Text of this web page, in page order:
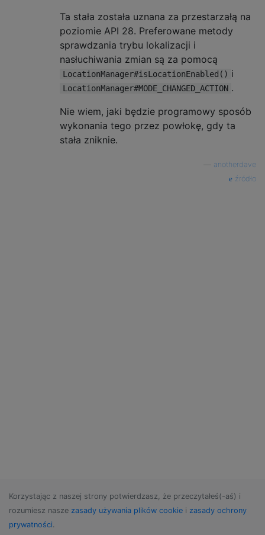
Ta stała została uznana za przestarzałą na
poziomie API 28. Preferowane metody
sprawdzania trybu lokalizacji i
nasłuchiwania zmian są za pomocą
LocationManager#isLocationEnabled() i
LocationManager#MODE_CHANGED_ACTION .
Nie wiem, jaki będzie programowy sposób
wykonania tego przez powłokę, gdy ta
stała zniknie.
anotherdave
źródło
Korzystając z naszej strony potwierdzasz, że przeczytałeś(-aś) i
rozumiesz nasze zasady używania plików cookie i zasady ochrony
prywatności.